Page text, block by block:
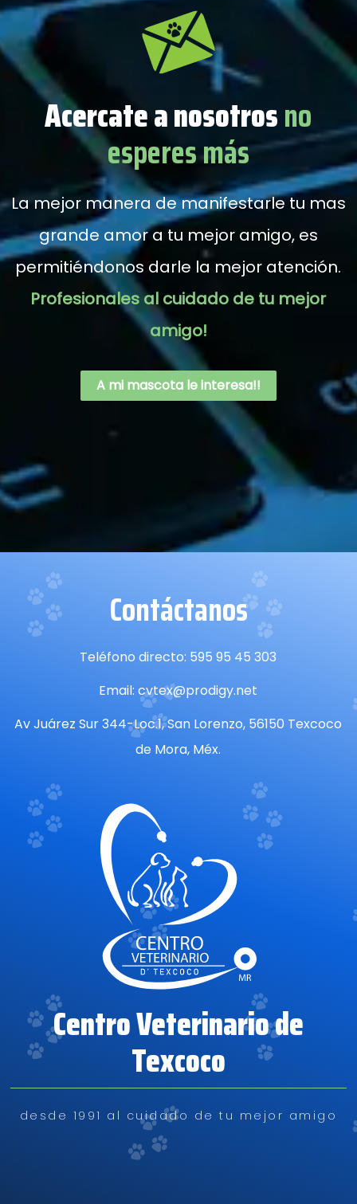
Acercate a nosotrosno
esperes más
La mejor manera de manifestarle tu mas
grande amor a tu mejor amigo, es
permitiéndonos darle la mejor atención.
Profesionales al cuidado de tu mejor
amigo!
A mi mascota le interesa!!
Contáctanos
Teléfono directo: 595 95 45 303
Email: cvtex@prodigy.net
Av Juárez Sur 344-Loc.1, San Lorenzo, 56150 Texcoco
de Mora, Méx.
Centro Veterinario de
Texcoco
desde 1991 al cuidado de tu mejor amigo